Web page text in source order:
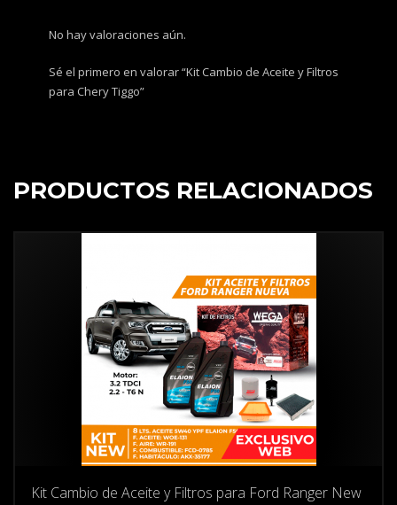
No hay valoraciones aún.
Sé el primero en valorar “Kit Cambio de Aceite y Filtros
para Chery Tiggo”
PRODUCTOS RELACIONADOS
Kit Cambio de Aceite y Filtros para Ford Ranger New